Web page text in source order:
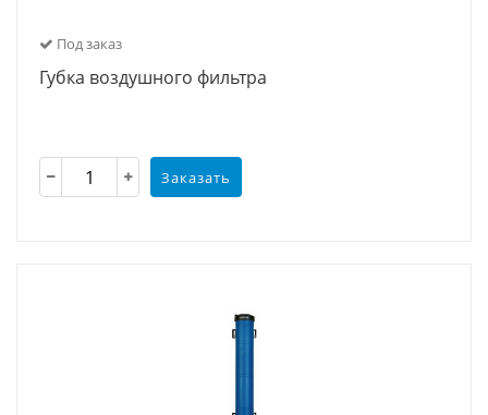
Под заказ
Губка воздушного фильтра
Заказать